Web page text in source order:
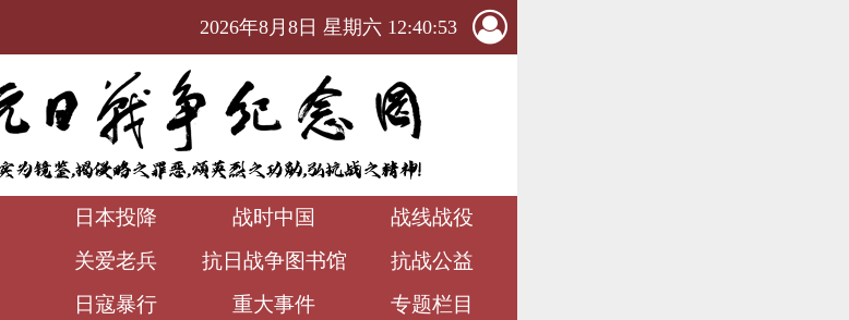
2026年8月8日 星期六 12:40:54
日本投降 战时中国
战线战役
关爱老兵 抗日战争图书馆
抗战公益
日寇暴行 重大事件
专题栏目